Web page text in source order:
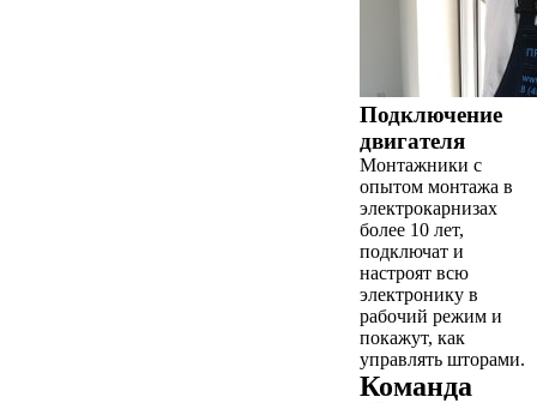
Подключение
двигателя
Монтажники с
опытом монтажа в
электрокарнизах
более 10 лет,
подключат и
настроят всю
электронику в
рабочий режим и
покажут, как
управлять шторами.
Команда